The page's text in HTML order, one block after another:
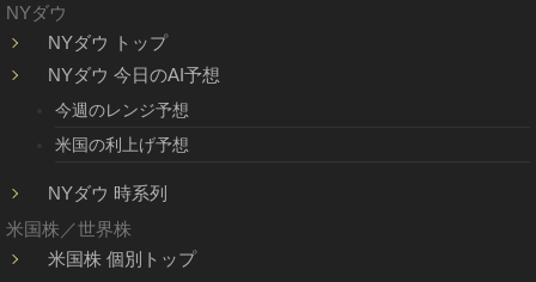
NYダウ
NYダウ トップ
NYダウ 今日のAI予想
今週のレンジ予想
米国の利上げ予想
NYダウ 時系列
米国株／世界株
米国株 個別トップ